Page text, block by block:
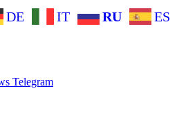
DE IT RU ES
Telegram